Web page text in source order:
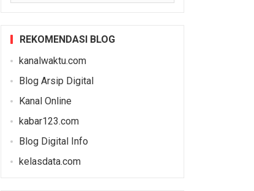
REKOMENDASI BLOG
kanalwaktu.com
Blog Arsip Digital
Kanal Online
kabar123.com
Blog Digital Info
kelasdata.com